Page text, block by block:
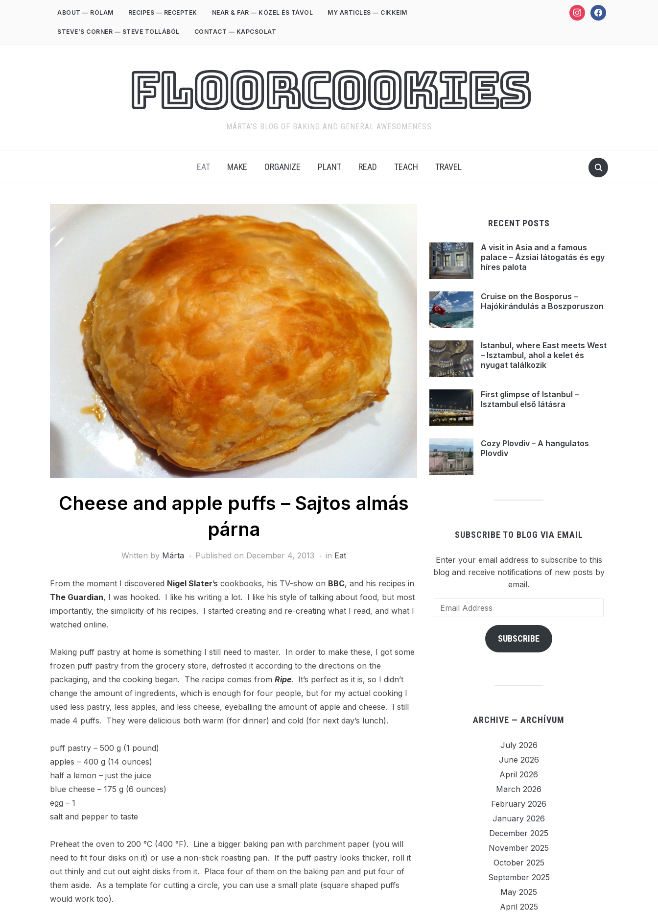
instagramfacebook
ABOUT — RÓLAM RECIPES — RECEPTEK NEAR & FAR — KÖZEL ÉS TÁVOL MY ARTICLES — CIKKEIM
STEVE’S CORNER — STEVE TOLLÁBÓL CONTACT — KAPCSOLAT
FloorCookies
MÁRTA'S BLOG OF BAKING AND GENERAL AWESOMENESS
EAT MAKE ORGANIZE PLANT READ TEACH TRAVEL
Cheese and apple puffs – Sajtos almás
párna
Written by Márta Published on December 4, 2013 in Eat
From the moment I discovered Nigel Slater’s cookbooks, his TV-show on BBC, and his recipes in
The Guardian, I was hooked. I like his writing a lot. I like his style of talking about food, but most
importantly, the simplicity of his recipes. I started creating and re-creating what I read, and what I
watched online.
Making puff pastry at home is something I still need to master. In order to make these, I got some
frozen puff pastry from the grocery store, defrosted it according to the directions on the
packaging, and the cooking began. The recipe comes from Ripe. It’s perfect as it is, so I didn’t
change the amount of ingredients, which is enough for four people, but for my actual cooking I
used less pastry, less apples, and less cheese, eyeballing the amount of apple and cheese. I still
made 4 puffs. They were delicious both warm (for dinner) and cold (for next day’s lunch).
puff pastry – 500 g (1 pound)
apples – 400 g (14 ounces)
half a lemon – just the juice
blue cheese – 175 g (6 ounces)
egg – 1
salt and pepper to taste
Preheat the oven to 200 °C (400 °F). Line a bigger baking pan with parchment paper (you will
need to fit four disks on it) or use a non-stick roasting pan. If the puff pastry looks thicker, roll it
out thinly and cut out eight disks from it. Place four of them on the baking pan and put four of
them aside. As a template for cutting a circle, you can use a small plate (square shaped puffs
would work too).
RECENT POSTS
A visit in Asia and a famous
palace – Ázsiai látogatás és egy
híres palota
Cruise on the Bosporus –
Hajókirándulás a Boszporuszon
Istanbul, where East meets West
– Isztambul, ahol a kelet és
nyugat találkozik
First glimpse of Istanbul –
Isztambul első látásra
Cozy Plovdiv – A hangulatos
Plovdiv
SUBSCRIBE TO BLOG VIA EMAIL
Enter your email address to subscribe to this
blog and receive notifications of new posts by
email.
Email
Address
SUBSCRIBE
ARCHIVE — ARCHÍVUM
July 2026
June 2026
April 2026
March 2026
February 2026
January 2026
December 2025
November 2025
October 2025
September 2025
May 2025
April 2025